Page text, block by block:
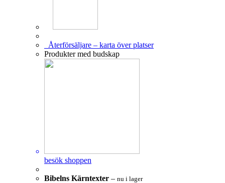
Återförsäljare – karta över platser
Produkter med budskap
besök shoppen
Bibelns Kärntexter – nu i lager